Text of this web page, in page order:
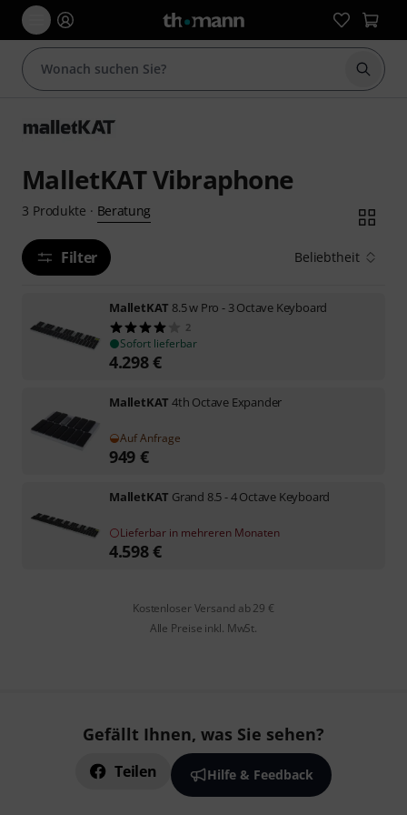
Suche
MalletKAT Vibraphone
3 Produkte · Beratung
Filter Beliebtheit
MalletKAT 8.5 w Pro - 3 Octave Keyboard
2
Sofort lieferbar
4.298€
MalletKAT 4th Octave Expander
Auf Anfrage
949 €
MalletKAT Grand 8.5 - 4 Octave Keyboard
Lieferbar in mehreren Monaten
4.598€
Kostenloser Versand ab 29 €
Alle Preise inkl. MwSt.
Gefällt Ihnen, was Sie sehen?
Teilen Hilfe & Feedback